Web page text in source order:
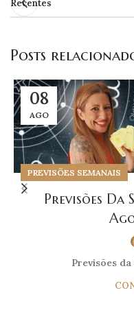
Recentes
Posts
08
AGO
PREVISÕES SEMANAIS
Previsões Da
Previsões